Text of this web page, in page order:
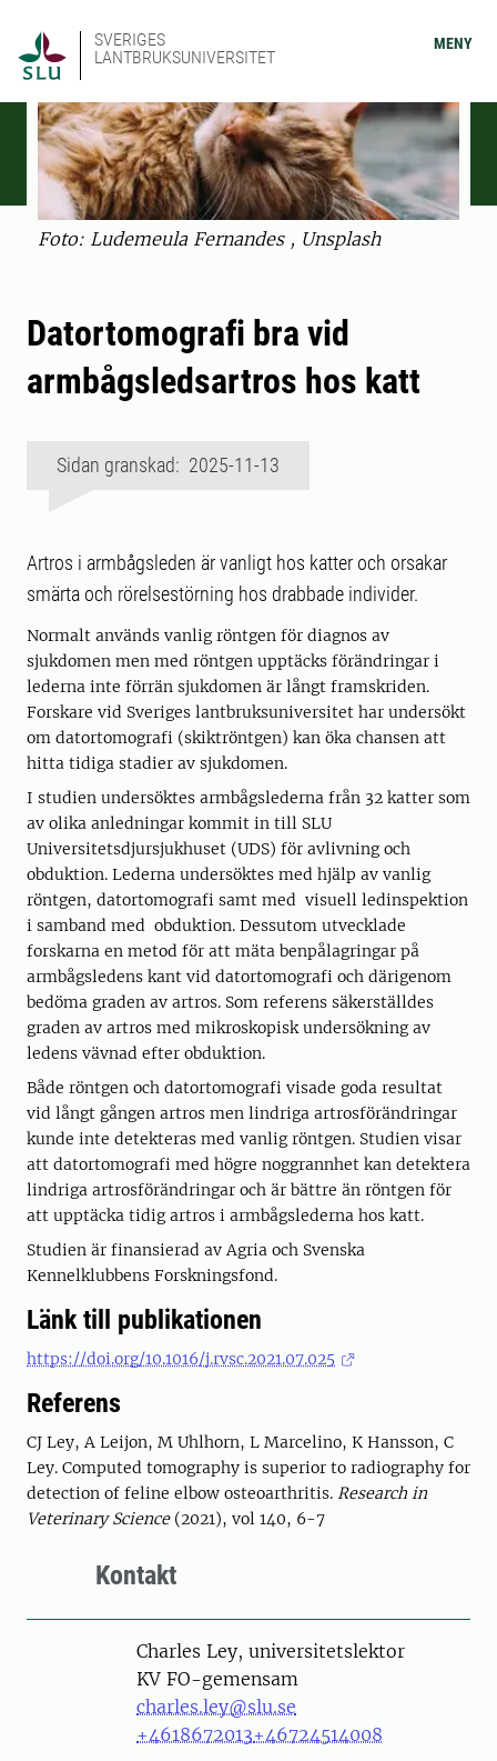
SVERIGES
LANTBRUKSUNIVERSITET
MENY
Foto: Ludemeula Fernandes , Unsplash
Datortomografi bra vid
armbågsledsartros hos katt
Sidan granskad: 2025-11-13
Artros i armbågsleden är vanligt hos katter och orsakar
smärta och rörelsestörning hos drabbade individer.
Normalt används vanlig röntgen för diagnos av
sjukdomen men med röntgen upptäcks förändringar i
lederna inte förrän sjukdomen är långt framskriden.
Forskare vid Sveriges lantbruksuniversitet har undersökt
om datortomografi (skiktröntgen) kan öka chansen att
hitta tidiga stadier av sjukdomen.
I studien undersöktes armbågslederna från 32 katter som
av olika anledningar kommit in till SLU
Universitetsdjursjukhuset (UDS) för avlivning och
obduktion. Lederna undersöktes med hjälp av vanlig
röntgen, datortomografi samt med visuell ledinspektion
i samband med obduktion. Dessutom utvecklade
forskarna en metod för att mäta benpålagringar på
armbågsledens kant vid datortomografi och därigenom
bedöma graden av artros. Som referens säkerställdes
graden av artros med mikroskopisk undersökning av
ledens vävnad efter obduktion.
Både röntgen och datortomografi visade goda resultat
vid långt gången artros men lindriga artrosförändringar
kunde inte detekteras med vanlig röntgen. Studien visar
att datortomografi med högre noggrannhet kan detektera
lindriga artrosförändringar och är bättre än röntgen för
att upptäcka tidig artros i armbågslederna hos katt.
Studien är finansierad av Agria och Svenska
Kennelklubbens Forskningsfond.
Länk till publikationen
https://doi.org/10.1016/j.rvsc.2021.07.025
Referens
CJ Ley, A Leijon, M Uhlhorn, L Marcelino, K Hansson, C
Ley. Computed tomography is superior to radiography for
detection of feline elbow osteoarthritis. Research in
Veterinary Science(2021), vol 140, 6-7
Kontakt
PersonCharles Ley, universitetslektor
KV FO-gemensam
charles.ley@slu.se
+4618672013+46724514008